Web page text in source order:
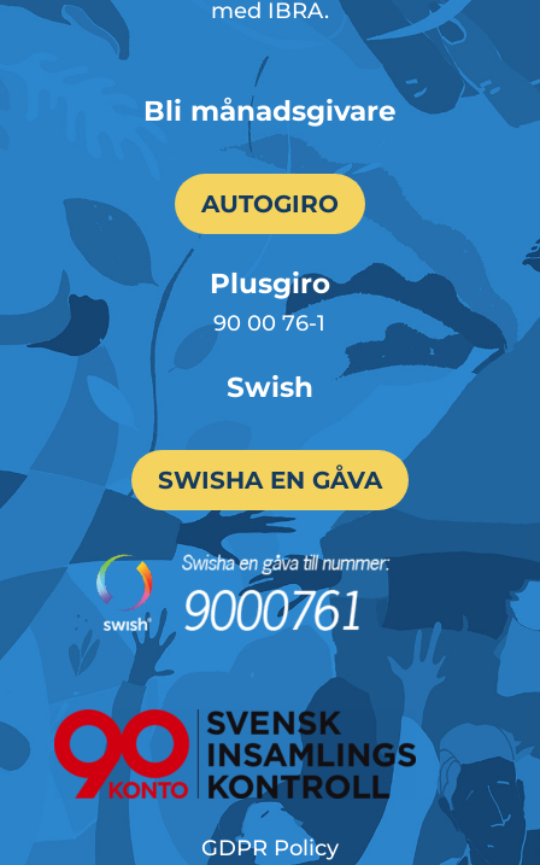
med IBRA.
Bli månadsgivare
AUTOGIRO
Plusgiro
90 00 76-1
Swish
SWISHA EN GÅVA
GDPR Policy